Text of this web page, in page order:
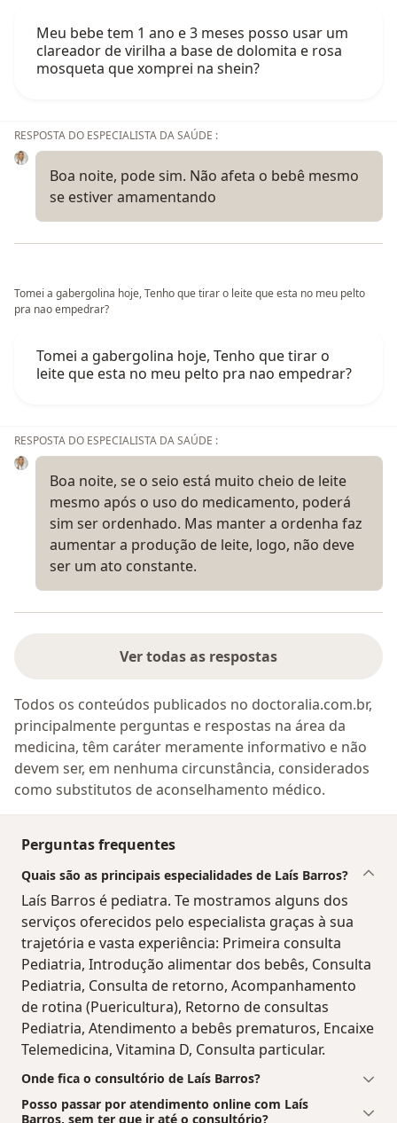
Meu bebe tem 1 ano e 3 meses posso usar um
clareador de virilha a base de dolomita e rosa
mosqueta que xomprei na shein?
RESPOSTA DO ESPECIALISTA DA SAÚDE :
Boa noite, pode sim. Não afeta o bebê mesmo
se estiver amamentando
Tomei a gabergolina hoje, Tenho que tirar o leite que esta no meu pelto
pra nao empedrar?
Tomei a gabergolina hoje, Tenho que tirar o
leite que esta no meu pelto pra nao empedrar?
RESPOSTA DO ESPECIALISTA DA SAÚDE :
Boa noite, se o seio está muito cheio de leite
mesmo após o uso do medicamento, poderá
sim ser ordenhado. Mas manter a ordenha faz
aumentar a produção de leite, logo, não deve
ser um ato constante.
Ver todas as respostas
Todos os conteúdos publicados no doctoralia.com.br,
principalmente perguntas e respostas na área da
medicina, têm caráter meramente informativo e não
devem ser, em nenhuma circunstância, considerados
como substitutos de aconselhamento médico.
Perguntas frequentes
Quais são as principais especialidades de Laís Barros?
Laís Barros é pediatra. Te mostramos alguns dos
serviços oferecidos pelo especialista graças à sua
trajetória e vasta experiência: Primeira consulta
Pediatria, Introdução alimentar dos bebês, Consulta
Pediatria, Consulta de retorno, Acompanhamento
de rotina (Puericultura), Retorno de consultas
Pediatria, Atendimento a bebês prematuros, Encaixe
Telemedicina, Vitamina D, Consulta particular.
Onde fica o consultório de Laís Barros?
Posso passar por atendimento online com Laís
Barros, sem ter que ir até o consultório?